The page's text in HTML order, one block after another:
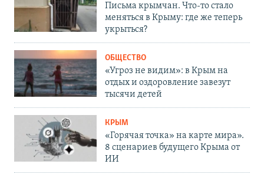
Письма крымчан. Что-то стало
меняться в Крыму: где же теперь
укрыться?
ОБЩЕСТВО
«Угроз не видим»: в Крым на
отдых и оздоровление завезут
тысячи детей
КРЫМ
«Горячая точка» на карте мира».
8 сценариев будущего Крыма от
ИИ